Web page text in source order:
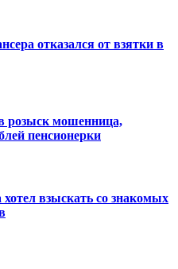
отказался от взятки в
розыск мошенница,
пенсионерки
взыскать со знакомых